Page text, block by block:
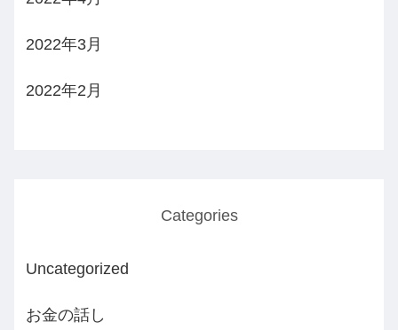
2022年3月
2022年2月
Categories
Uncategorized
お金の話し